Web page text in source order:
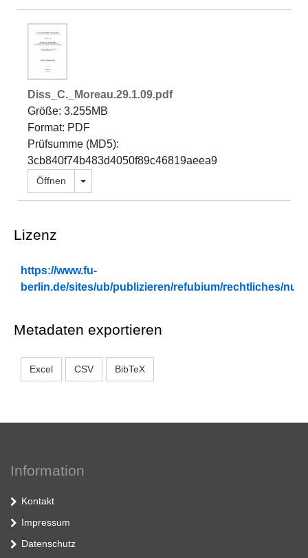
Diss_C._Moreau.29.1.09.pdf
Größe: 3.255MB
Format: PDF
Prüfsumme (MD5):
3cb840f74b483d4050f89c46819aeea9
Öffnen Dropdown öffnen
Lizenz
https://www.fu-
berlin.de/sites/ub/publizieren/refubium/rechtliches/
Metadaten exportieren
Excel CSV BibTeX
Information
Kontakt
Impressum
Datenschutz